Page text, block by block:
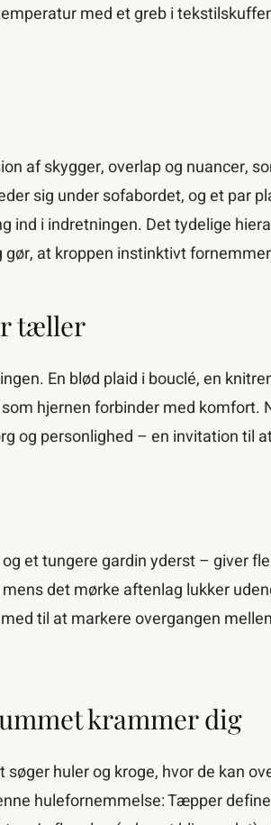
med et greb i
af skygger, overlap og nuancer,
sig under sofabordet, og et par
i indretningen. Det tydelige
at kroppen instinktivt
tæller
En blød plaid i bouclé, en
hjernen forbinder med komfort.
og personlighed – en invitation til
et tungere gardin yderst – giver
det mørke aftenlag lukker
til at markere overgangen
krammer dig
huler og kroge, hvor de kan
hulefornemmelse: Tæpper